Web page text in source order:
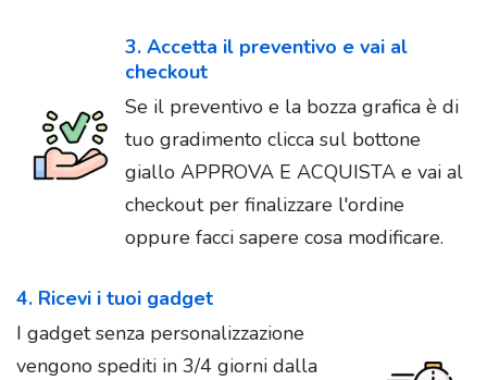
3. Accetta il preventivo e vai al
checkout
Se il preventivo e la bozza grafica è di
tuo gradimento clicca sul bottone
giallo APPROVA E ACQUISTA e vai al
checkout per finalizzare l'ordine
oppure facci sapere cosa modificare.
4. Ricevi i tuoi gadget
I gadget senza personalizzazione
vengono spediti in 3/4 giorni dalla